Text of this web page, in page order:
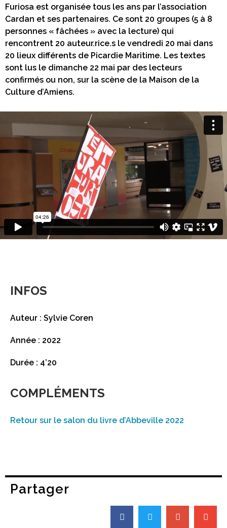
Furiosa est organisée tous les ans par l’association
Cardan et ses partenaires. Ce sont 20 groupes (5 à 8
personnes « fâchées » avec la lecture) qui
rencontrent 20 auteur.rice.s le vendredi 20 mai dans
20 lieux différents de Picardie Maritime. Les textes
sont lus le dimanche 22 mai par des lecteurs
confirmés ou non, sur la scène de la Maison de la
Culture d’Amiens.
INFOS
Auteur : Sylvie Coren
Année : 2022
Durée : 4’20
COMPLÉMENTS
Retour sur le salon du livre d’Abbeville 2022
Partager